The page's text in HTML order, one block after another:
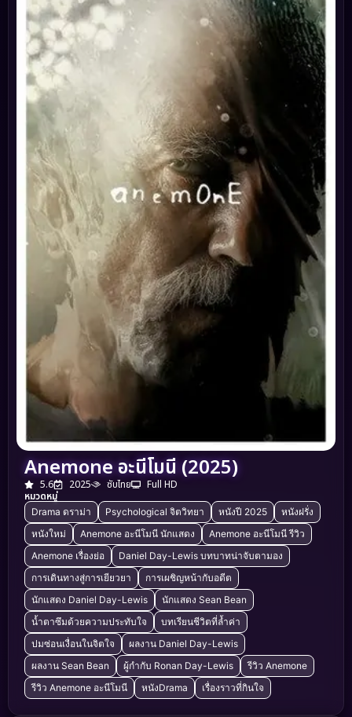
Anemone อะนีโมนี (2025)
5.6 2025 ซับไทย
Full HD
หมวดหมู่
Drama ดราม่า Psychological จิตวิทยา หนังปี 2025
หนังฝรั่ง
หนังใหม่
Anemone อะนีโมนี นักแสดง
Anemone อะนีโมนี รีวิว
Anemone เรื่องย่อ
Daniel Day-Lewis บทบาทน่าจับตามอง
การเดินทางสู่การเยียวยา
การเผชิญหน้ากับอดีต
นักแสดง Daniel Day-Lewis
นักแสดง Sean Bean
น้ำตาซึมด้วยความประทับใจ
บทเรียนชีวิตที่ล้ำค่า
ปมซ่อนเงื่อนในจิตใจ
ผลงาน Daniel Day-Lewis
ผลงาน Sean Bean
ผู้กำกับ Ronan Day-Lewis
รีวิว Anemone
รีวิว Anemone อะนีโมนี
หนังDrama เรื่องราวที่กินใจ